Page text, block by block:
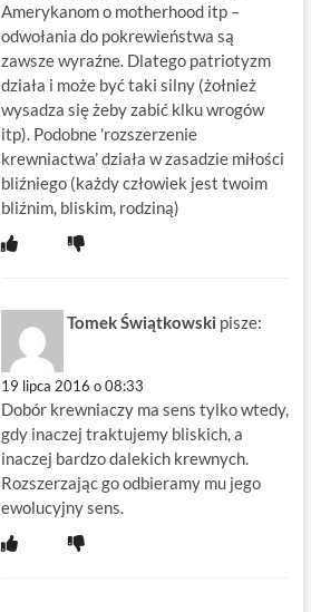
Amerykanom o motherhood itp –
odwołania do pokrewieństwa są
zawsze wyraźne. Dlatego patriotyzm
działa i może być taki silny (żołnież
wysadza się żeby zabić klku wrogów
itp). Podobne 'rozszerzenie
krewniactwa’ działa w zasadzie miłości
bliźniego (każdy człowiek jest twoim
bliźnim, bliskim, rodziną)
Tomek Świątkowski pisze:
19 lipca 2016 o 08:33
Dobór krewniaczy ma sens tylko wtedy,
gdy inaczej traktujemy bliskich, a
inaczej bardzo dalekich krewnych.
Rozszerzając go odbieramy mu jego
ewolucyjny sens.